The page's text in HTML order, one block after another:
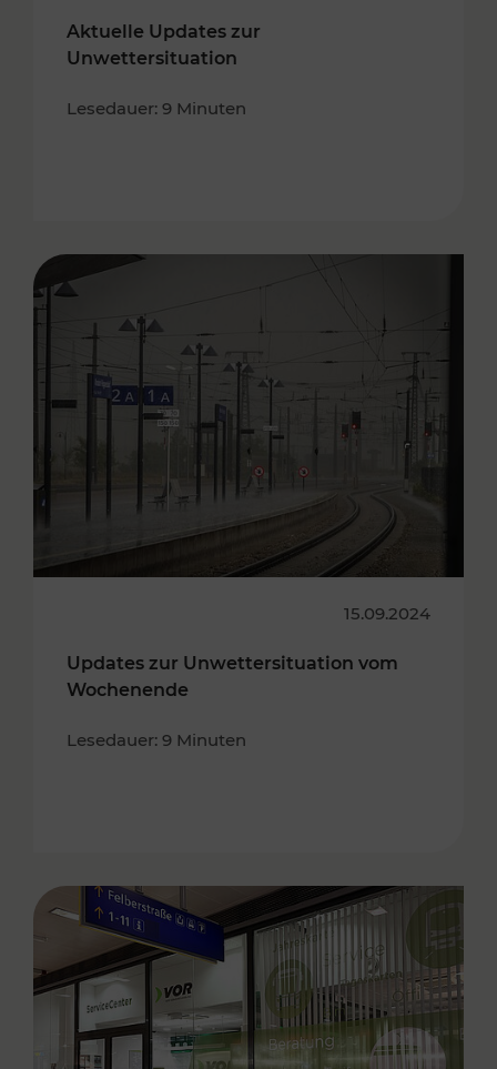
Aktuelle Updates zur
Unwettersituation
Lesedauer: 9 Minuten
15.09.2024
Updates zur Unwettersituation vom
Wochenende
Lesedauer: 9 Minuten